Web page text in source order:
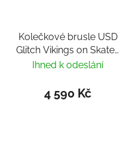
Kolečkové brusle USD
Glitch Vikings on Skates
nastavitelné
Ihned k odeslání
4 590 Kč